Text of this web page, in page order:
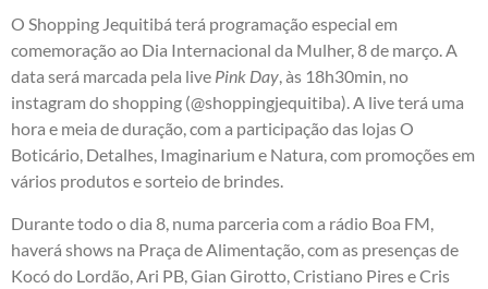
O Shopping Jequitibá terá programação especial em
comemoração ao Dia Internacional da Mulher, 8 de março. A
data será marcada pela live Pink Day, às 18h30min, no
instagram do shopping (@shoppingjequitiba). A live terá uma
hora e meia de duração, com a participação das lojas O
Boticário, Detalhes, Imaginarium e Natura, com promoções em
vários produtos e sorteio de brindes.
Durante todo o dia 8, numa parceria com a rádio Boa FM,
haverá shows na Praça de Alimentação, com as presenças de
Kocó do Lordão, Ari PB, Gian Girotto, Cristiano Pires e Cris